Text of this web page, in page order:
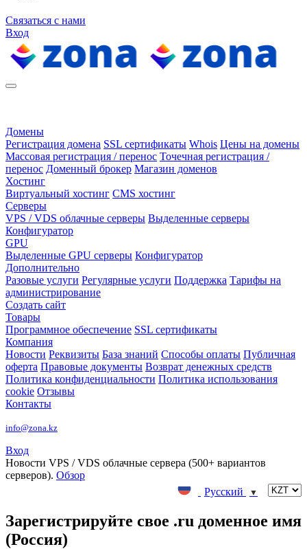
Связаться с нами
Вход
Домены
Регистрация домена SSL сертификаты Whois Цены на домены
Массовая регистрация / перенос Точечная регистрация /
перенос Доменный брокер Магазин доменов
Хостинг
Виртуальный хостинг CMS хостинг
Серверы
VPS / VDS облачные серверы Выделенные серверы
Конфигуратор
GPU
Выделенные GPU серверы Конфигуратор
Дополнительно
Разовые услуги Регулярные услуги Поддержка Тарифы на
администрирование
Создать сайт
Товары
Программное обеспечение SSL сертификаты
Компания
Новости Реквизиты База знаний Способы оплаты Публичная
оферта Правовые документы Возврат денежных средств
Политика конфиденциальности Политика использования
cookie Отзывы
Контакты
info@zona.kz
Вход
Новости VPS / VDS облачные сервера (500+ вариантов
серверов). Обзор
Русский
▼
Зарегистрируйте свое .ru доменное имя
(Россия)